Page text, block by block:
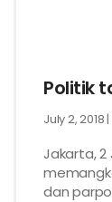
Politik
July 2, 2018
Jakarta, 2
dan